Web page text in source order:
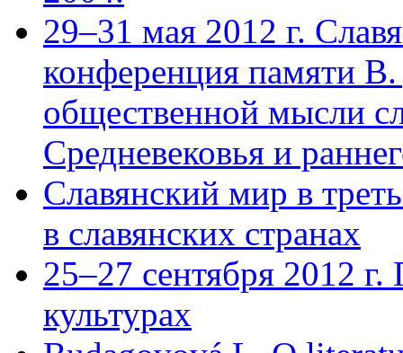
29–31 мая 2012 г.
конференция памяти
общественной мысли
Средневековья и
Славянский мир в
в славянских странах
25–27 сентября 2012
культурах